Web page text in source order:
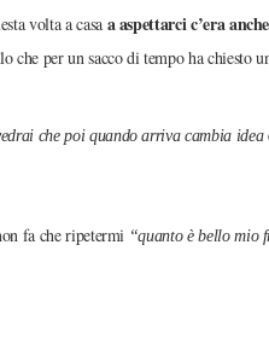
volta a casa a aspettarci c’era
che per un sacco di tempo ha chiesto
che poi quando arriva cambia idea
fa che ripetermi “quanto è bello mio